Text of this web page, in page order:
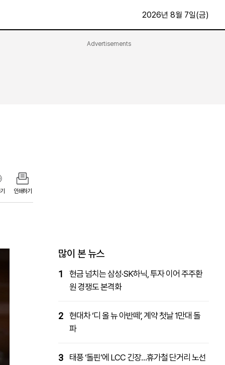
2026년 8월 7일(금)
Advertisements
인쇄하기
많이 본 뉴스
1
현금 넘치는 삼성·SK하닉, 투자 이어 주주환
원 경쟁도 본격화
2 현대차 ‘디 올 뉴 아반떼’, 계약 첫날 1만대 돌
파
3
태풍 ‘돌핀’에 LCC 긴장…휴가철 단거리 노선